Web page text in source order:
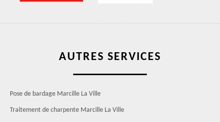
AUTRES SERVICES
Pose de bardage Marcille La Ville
Traitement de charpente Marcille La Ville